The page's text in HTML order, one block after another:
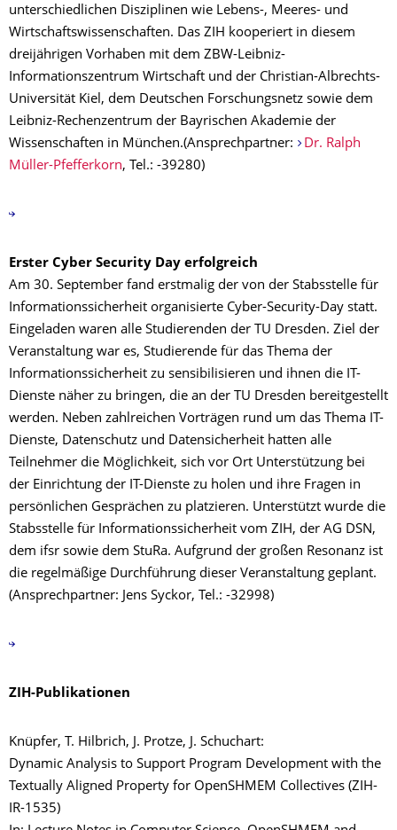
unterschiedlichen Disziplinen wie Lebens-, Meeres- und
Wirtschaftswissenschaften. Das ZIH kooperiert in diesem
dreijährigen Vorhaben mit dem ZBW-Leibniz-
Informationszentrum Wirtschaft und der Christian-Albrechts-
Universität Kiel, dem Deutschen Forschungsnetz sowie dem
Leibniz-Rechenzentrum der Bayrischen Akademie der
Wissenschaften in München.(Ansprechpartner:
Dr. Ralph
Müller-Pfefferkorn, Tel.: -39280)
Erster Cyber Security Day erfolgreich
Am 30. September fand erstmalig der von der Stabsstelle für
Informationssicherheit organisierte Cyber-Security-Day statt.
Eingeladen waren alle Studierenden der TU Dresden. Ziel der
Veranstaltung war es, Studierende für das Thema der
Informationssicherheit zu sensibilisieren und ihnen die IT-
Dienste näher zu bringen, die an der TU Dresden bereitgestellt
werden. Neben zahlreichen Vorträgen rund um das Thema IT-
Dienste, Datenschutz und Datensicherheit hatten alle
Teilnehmer die Möglichkeit, sich vor Ort Unterstützung bei
der Einrichtung der IT-Dienste zu holen und ihre Fragen in
persönlichen Gesprächen zu platzieren. Unterstützt wurde die
Stabsstelle für Informationssicherheit vom ZIH, der AG DSN,
dem ifsr sowie dem StuRa. Aufgrund der großen Resonanz ist
die regelmäßige Durchführung dieser Veranstaltung geplant.
(Ansprechpartner: Jens Syckor, Tel.: -32998)
ZIH-Publikationen
Knüpfer, T. Hilbrich, J. Protze, J. Schuchart:
Dynamic Analysis to Support Program Development with the
Textually Aligned Property for OpenSHMEM Collectives (ZIH-
IR-1535)